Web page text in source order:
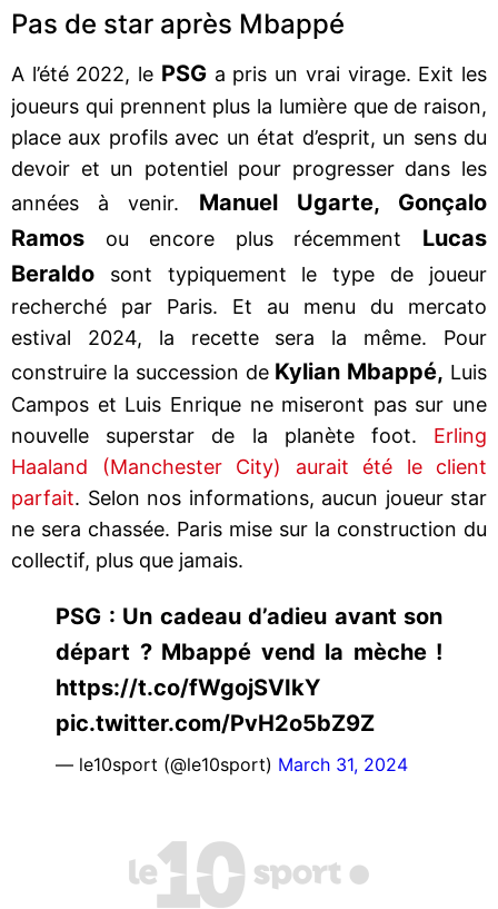
Pas de star après Mbappé
A l’été 2022, le PSGa pris un vrai virage. Exit les
joueurs qui prennent plus la lumière que de raison,
place aux profils avec un état d’esprit, un sens du
devoir et un potentiel pour progresser dans les
années à venir. Manuel Ugarte, Gonçalo
Ramos ou encore plus récemment Lucas
Beraldo sont typiquement le type de joueur
recherché par Paris. Et au menu du mercato
estival 2024, la recette sera la même. Pour
construire la succession de Kylian Mbappé, Luis
Campos et Luis Enrique ne miseront pas sur une
nouvelle superstar de la planète foot. Erling
Haaland (Manchester City) aurait été le client
parfait. Selon nos informations, aucun joueur star
ne sera chassée. Paris mise sur la construction du
collectif, plus que jamais.
PSG : Un cadeau d’adieu avant son
départ ? Mbappé vend la mèche !
https://t.co/fWgojSVIkY
pic.twitter.com/PvH2o5bZ9Z
— le10sport (@le10sport) March 31, 2024